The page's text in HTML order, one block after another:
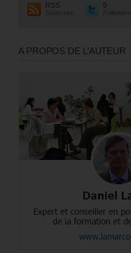
RSS
Souscrire
0
Followers
A PROPOS DE L’AUTEUR